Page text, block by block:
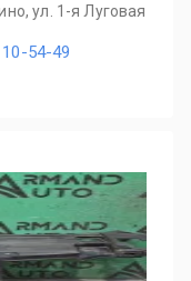
ул. 1-я Луговая
54-49